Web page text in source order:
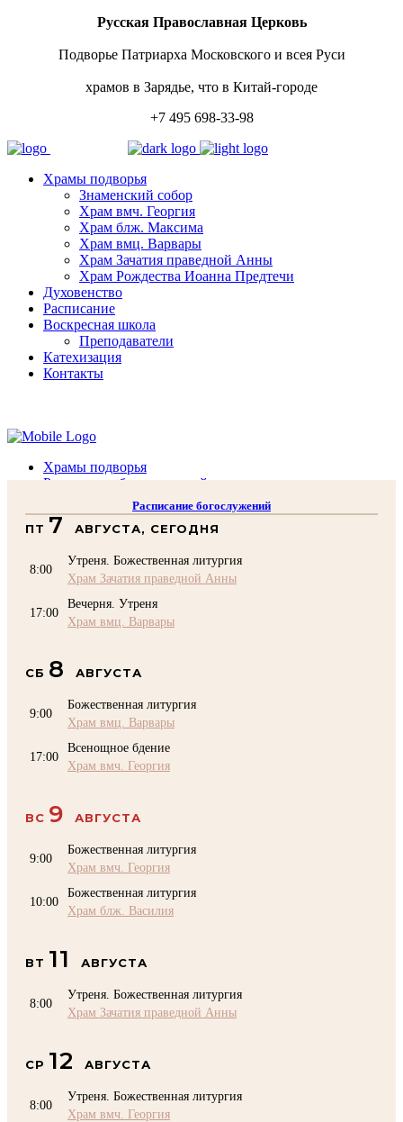
Русская Православная Церковь
Подворье Патриарха Московского и всея Руси
храмов в Зарядье, что в Китай-городе
+7 495 698-33-98
Храмы подворья
Знаменский собор
Храм вмч. Георгия
Храм блж. Максима
Храм вмц. Варвары
Храм Зачатия праведной Анны
Храм Рождества Иоанна Предтечи
Духовенство
Расписание
Воскресная школа
Преподаватели
Катехизация
Контакты
Храмы подворья
Расписание богослужений
Воскресная школа
Преподаватели Воскресной школы
КОНТАКТЫ
Помочь Подворью
Расписание богослужений
ПТ 7 АВГУСТА, СЕГОДНЯ
8:00
Утреня. Божественная литургия
Храм Зачатия праведной Анны
17:00
Вечерня. Утреня
Храм вмц. Варвары
СБ 8 АВГУСТА
9:00
Божественная литургия
Храм вмц. Варвары
17:00
Всенощное бдение
Храм вмч. Георгия
ВС 9 АВГУСТА
9:00
Божественная литургия
Храм вмч. Георгия
10:00
Божественная литургия
Храм блж. Василия
ВТ 11 АВГУСТА
8:00
Утреня. Божественная литургия
Храм Зачатия праведной Анны
СР 12 АВГУСТА
8:00
Утреня. Божественная литургия
Храм вмч. Георгия